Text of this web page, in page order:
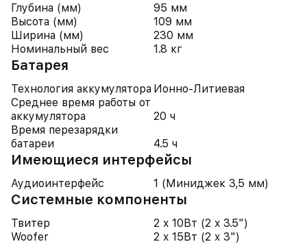
Глубина (мм)
95 мм
Высота (мм)
109 мм
Ширина (мм)
230 мм
Номинальный вес
1.8 кг
Батарея
Технология аккумулятора Ионно-Литиевая
Среднее время работы от
аккумулятора
20 ч
Время перезарядки
батареи
4.5 ч
Имеющиеся интерфейсы
Аудиоинтерфейс 1 (Миниджек 3,5 мм)
Системные компоненты
Твитер
2 x 10Вт (2 x 3.5")
Woofer
2 x 15Вт (2 x 3")